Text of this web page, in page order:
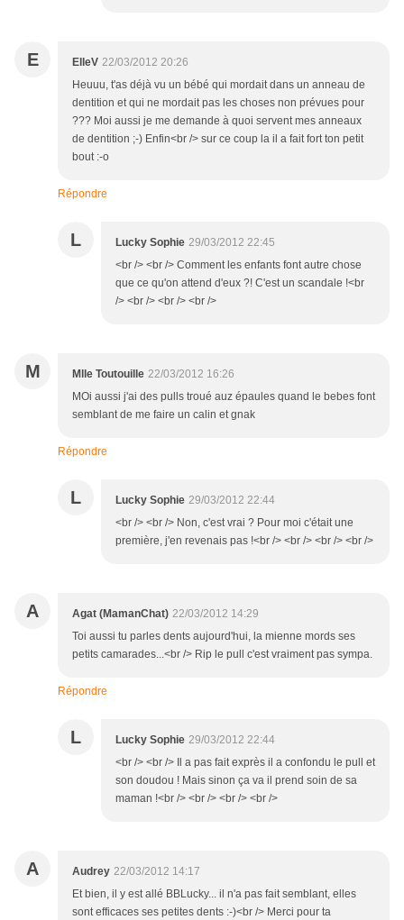
E ElleV 22/03/2012 20:26
Heuuu, t'as déjà vu un bébé qui mordait dans un anneau de
dentition et qui ne mordait pas les choses non prévues pour
??? Moi aussi je me demande à quoi servent mes anneaux
de dentition ;-) Enfin<br /> sur ce coup la il a fait fort ton petit
bout :-o
Répondre
L Lucky Sophie 29/03/2012 22:45
<br /> <br /> Comment les enfants font autre chose
que ce qu'on attend d'eux ?! C'est un scandale !<br
/> <br /> <br /> <br />
M Mlle Toutouille 22/03/2012 16:26
MOi aussi j'ai des pulls troué auz épaules quand le bebes font
semblant de me faire un calin et gnak
Répondre
L Lucky Sophie 29/03/2012 22:44
<br /> <br /> Non, c'est vrai ? Pour moi c'était une
première, j'en revenais pas !<br /> <br /> <br /> <br />
A Agat (MamanChat) 22/03/2012 14:29
Toi aussi tu parles dents aujourd'hui, la mienne mords ses
petits camarades...<br /> Rip le pull c'est vraiment pas sympa.
Répondre
L Lucky Sophie 29/03/2012 22:44
<br /> <br /> Il a pas fait exprès il a confondu le pull et
son doudou ! Mais sinon ça va il prend soin de sa
maman !<br /> <br /> <br /> <br />
A Audrey 22/03/2012 14:17
Et bien, il y est allé BBLucky... il n'a pas fait semblant, elles
sont efficaces ses petites dents :-)<br /> Merci pour ta